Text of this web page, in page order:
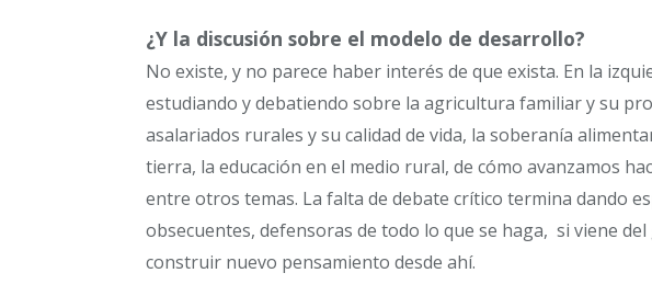
¿Y la discusión sobre el modelo de desarrollo?
No existe, y no parece haber interés de que exista. En la
estudiando y debatiendo sobre la agricultura familiar y su
asalariados rurales y su calidad de vida, la soberanía
tierra, la educación en el medio rural, de cómo avanzamos
entre otros temas. La falta de debate crítico termina dando
obsecuentes, defensoras de todo lo que se haga, si viene
construir nuevo pensamiento desde ahí.